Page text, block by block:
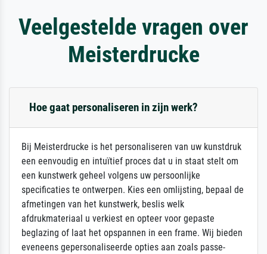
Veelgestelde vragen over
Meisterdrucke
Hoe gaat personaliseren in zijn werk?
Bij Meisterdrucke is het personaliseren van uw kunstdruk
een eenvoudig en intuïtief proces dat u in staat stelt om
een kunstwerk geheel volgens uw persoonlijke
specificaties te ontwerpen. Kies een omlijsting, bepaal de
afmetingen van het kunstwerk, beslis welk
afdrukmateriaal u verkiest en opteer voor gepaste
beglazing of laat het opspannen in een frame. Wij bieden
eveneens gepersonaliseerde opties aan zoals passe-